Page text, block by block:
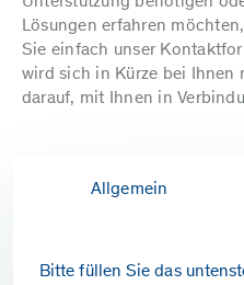
Lösungen erfahren
Sie einfach unser
wird sich in Kürze bei Ihnen
darauf, mit Ihnen in
Allgemein
Bitte füllen Sie das